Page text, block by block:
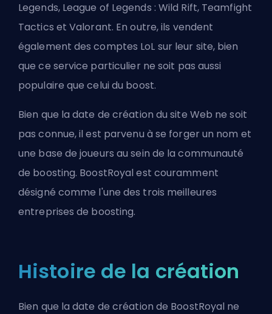
Legends, League of Legends : Wild Rift, Teamfight
Tactics et Valorant. En outre, ils vendent
également des comptes LoL sur leur site, bien
que ce service particulier ne soit pas aussi
populaire que celui du boost.
Bien que la date de création du site Web ne soit
pas connue, il est parvenu à se forger un nom et
une base de joueurs au sein de la communauté
de boosting. BoostRoyal est couramment
désigné comme l'une des trois meilleures
entreprises de boosting.
Histoire de la création
Bien que la date de création de BoostRoyal ne